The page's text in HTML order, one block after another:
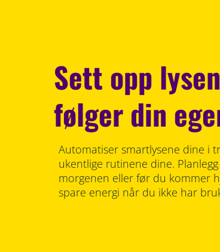
Sett opp
følger din
Automatiser smartlysene dine i
ukentlige rutinene dine.
morgenen eller før du kommer
spare energi når du ikke har